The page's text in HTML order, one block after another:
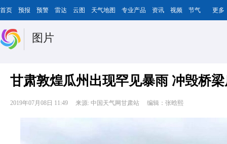
首页 预报 预警 雷达 云图 天气地图 专业产品 资讯 视频 节气 更多
图片
甘肃敦煌瓜州出现罕见暴雨 冲毁桥
2019年07月08日 11:49 来源: 中国天气网甘肃站 编辑：张晗熙